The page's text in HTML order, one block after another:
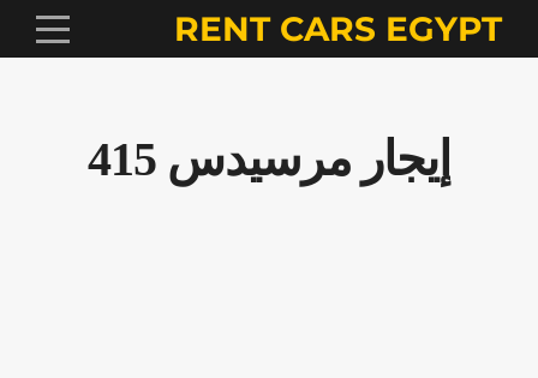
RENT CARS EGYPT
إيجار مرسيدس 415